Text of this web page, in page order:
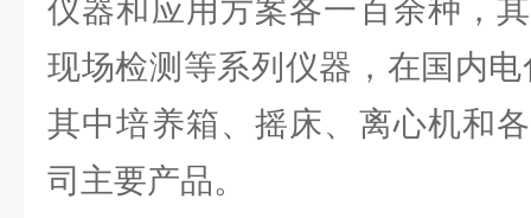
仪器和应用方案各一百余种，
现场检测等系列仪器，在国内
其中培养箱、摇床、离心机和
司主要产品。